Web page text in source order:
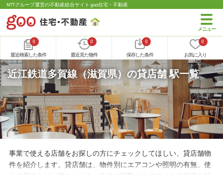
NTTグループ運営の不動産総合サイト goo住宅・不動産
0
最近検索した条件
0
最近見た物件
0
保存した条件
0
お気に入り
近江鉄道多賀線（滋賀県）の貸店舗 駅一覧
事業で使える店舗をお探しの方にチェックしてほしい、貸店舗物
件を紹介します。貸店舗は、物件別にエアコンや照明の有無、使